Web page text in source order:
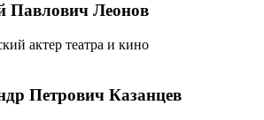
Павлович Леонов
актер театра и кино
Петрович Казанцев